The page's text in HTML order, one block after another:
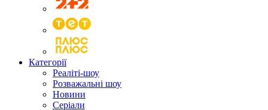
Категорії
Реаліті-шоу
Розважальні шоу
Новини
Серіали